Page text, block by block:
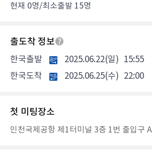
현재 0명/최소출발 15명
출도착 정보
한국출발 2025.06.22(일) 15:55
한국도착
2025.06.25(수) 22:00
첫 미팅장소
인천국제공항 제1터미널 3층 1번 출입구